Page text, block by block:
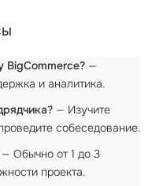
BigCommerce? —
и аналитика.
— Изучите
собеседование.
— Обычно от 1 до 3
проекта.